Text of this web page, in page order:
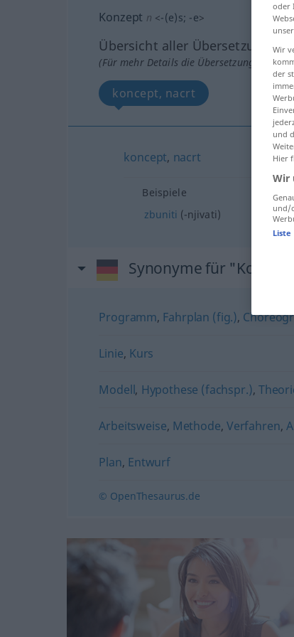
Konzept n <-(e)s; -e>
Übersicht aller Übersetzungen
(Für mehr Details die Übersetzung
koncept, nacrt
koncept, nacrt
Beispiele
zbuniti (-njivati)
Synonyme für "Konzept"
Programm, Fahrplan (fig.),
Linie, Kurs
Modell, Hypothese (fachspr.),
Arbeitsweise, Methode, Verfahren,
Plan, Entwurf
© OpenThesaurus.de
oder
Wir
der
und
Hier
Wir
und/